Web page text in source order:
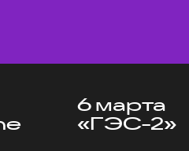
6 марта
«ГЭС-2»